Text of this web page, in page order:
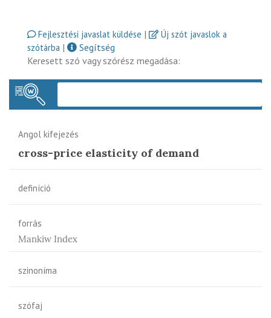
Fejlesztési javaslat küldése |
Új szót javaslok a
szótárba |
Segítség
Keresett szó vagy szórész megadása:
Angol kifejezés
cross-price elasticity of demand
definíció
forrás
Mankiw Index
szinoníma
szófaj